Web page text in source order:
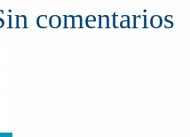
comentarios